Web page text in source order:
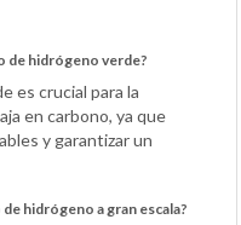
de hidrógeno verde?
es crucial para la
en carbono, ya que
y garantizar un
hidrógeno a gran escala?